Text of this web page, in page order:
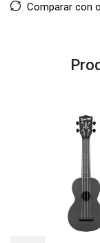
Comparar con